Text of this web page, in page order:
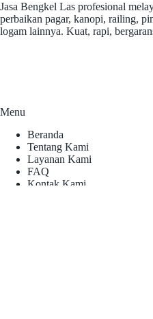
Jasa Bengkel Las profesional
perbaikan pagar, kanopi, railing,
logam lainnya. Kuat, rapi,
Menu
Beranda
Tentang Kami
Layanan Kami
FAQ
Kontak Kami